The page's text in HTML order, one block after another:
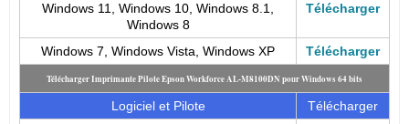
Windows 11, Windows 10, Windows 8.1,
Windows 8
Télécharger
Windows 7, Windows Vista, Windows XP Télécharger
Télécharger Imprimante Pilote Epson Workforce AL-M8100DN pour Windows 64 bits
Logiciel et Pilote
Télécharger